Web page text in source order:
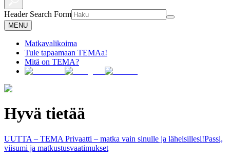
Header Search Form
MENU
Matkavalikoima
Tule tapaamaan TEMAa!
Mitä on TEMA?
Hyvä tietää
UUTTA – TEMA Privaatti – matka vain sinulle ja läheisillesi!Passi,
viisumi ja matkustusvaatimukset